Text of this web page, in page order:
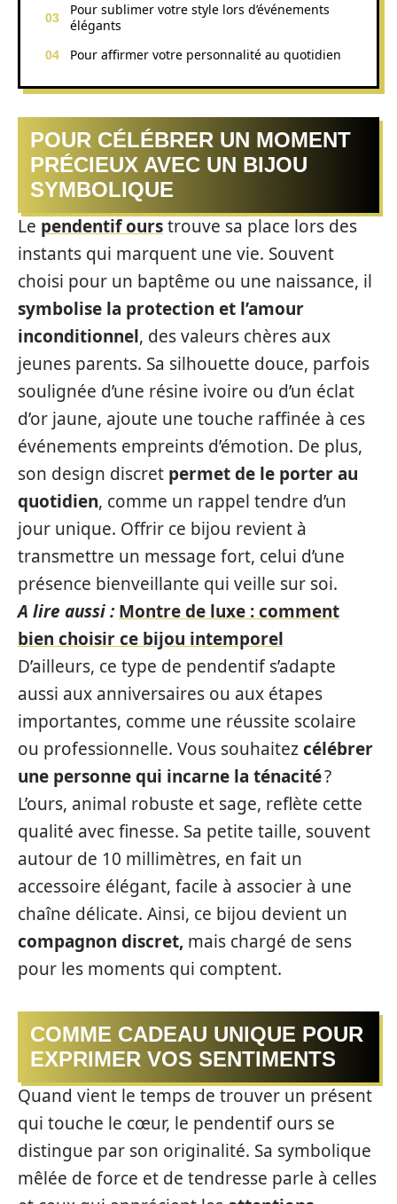
Pour sublimer votre style lors d’événements
élégants
Pour affirmer votre personnalité au quotidien
POUR CÉLÉBRER UN MOMENT
PRÉCIEUX AVEC UN BIJOU
SYMBOLIQUE
Le pendentif ourstrouve sa place lors des
instants qui marquent une vie. Souvent
choisi pour un baptême ou une naissance, il
symbolise la protection et l’amour
inconditionnel, des valeurs chères aux
jeunes parents. Sa silhouette douce, parfois
soulignée d’une résine ivoire ou d’un éclat
d’or jaune, ajoute une touche raffinée à ces
événements empreints d’émotion. De plus,
son design discret permet de le porter au
quotidien, comme un rappel tendre d’un
jour unique. Offrir ce bijou revient à
transmettre un message fort, celui d’une
présence bienveillante qui veille sur soi.
A lire aussi : Montre de luxe : comment
bien choisir ce bijou intemporel
D’ailleurs, ce type de pendentif s’adapte
aussi aux anniversaires ou aux étapes
importantes, comme une réussite scolaire
ou professionnelle. Vous souhaitezcélébrer
une personne qui incarne la ténacité?
L’ours, animal robuste et sage, reflète cette
qualité avec finesse. Sa petite taille, souvent
autour de 10 millimètres, en fait un
accessoire élégant, facile à associer à une
chaîne délicate. Ainsi, ce bijou devient un
compagnon discret, mais chargé de sens
pour les moments qui comptent.
COMME CADEAU UNIQUE POUR
EXPRIMER VOS SENTIMENTS
Quand vient le temps de trouver un présent
qui touche le cœur, le pendentif ours se
distingue par son originalité. Sa symbolique
mêlée de force et de tendresse parle à celles